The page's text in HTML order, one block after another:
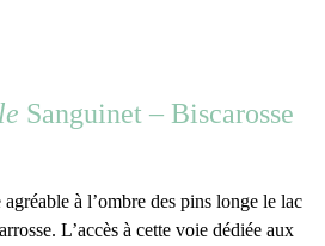
Sanguinet – Biscarosse
à l’ombre des pins longe le lac
L’accès à cette voie dédiée aux